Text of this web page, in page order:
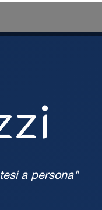
a persona"